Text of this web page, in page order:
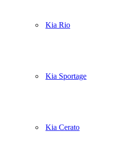
Kia Rio
Kia Sportage
Kia Cerato